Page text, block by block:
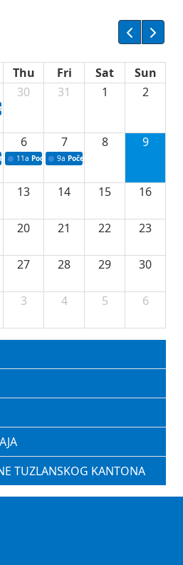
Thu Fri Sat
Sun
ugovora sa neprofitnim
30 31 1 2
ugovora o stipendijama za
6
11a Podrška razvoju vodne infrastrukture u
7
9a Početak izgradnje nove
8 9
13 14 15 16
20 21 22 23
27 28 29 30
3 4 5 6
TUZLANSKOG KANTONA